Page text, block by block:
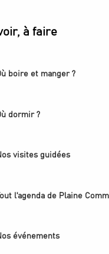
à faire
boire et manger ?
dormir ?
visites guidées
l'agenda de Plaine
événements
pas déçu
Commune
POP
Ouvre ses